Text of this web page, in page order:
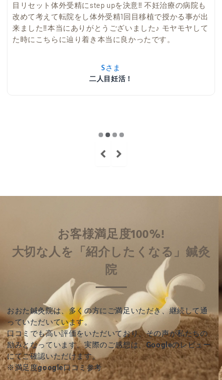
目リセット体外受精にstep upを決意‼︎ 不妊治療の病院も
改めて考えて転院をし体外受精1回目移植で授かる事が出
来ました‼︎本当にありがとうございました♪ モヤモヤして
た時にこちらに辿り着き本当に良かったです。
Sさま
二人目妊活！
お客様満足度100%!
大切な人を「紹介したくなる」鍼灸
院
おおた鍼灸院は、多くの方にご満足いただき、継続して通
っていただいています。
口コミでも高い評価をいただいており、その声が私たちの
励みとなっています。実際のご感想は、Googleのレビュー
にてご確認いただけます。
※満足度google口コミ参考